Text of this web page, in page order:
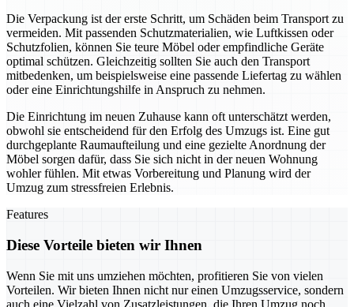
Die Verpackung ist der erste Schritt, um Schäden beim Transport zu
vermeiden. Mit passenden Schutzmaterialien, wie Luftkissen oder
Schutzfolien, können Sie teure Möbel oder empfindliche Geräte
optimal schützen. Gleichzeitig sollten Sie auch den Transport
mitbedenken, um beispielsweise eine passende Liefertag zu wählen
oder eine Einrichtungshilfe in Anspruch zu nehmen.
Die Einrichtung im neuen Zuhause kann oft unterschätzt werden,
obwohl sie entscheidend für den Erfolg des Umzugs ist. Eine gut
durchgeplante Raumaufteilung und eine gezielte Anordnung der
Möbel sorgen dafür, dass Sie sich nicht in der neuen Wohnung
wohler fühlen. Mit etwas Vorbereitung und Planung wird der
Umzug zum stressfreien Erlebnis.
Features
Diese Vorteile bieten wir Ihnen
Wenn Sie mit uns umziehen möchten, profitieren Sie von vielen
Vorteilen. Wir bieten Ihnen nicht nur einen Umzugsservice, sondern
auch eine Vielzahl von Zusatzleistungen, die Ihren Umzug noch